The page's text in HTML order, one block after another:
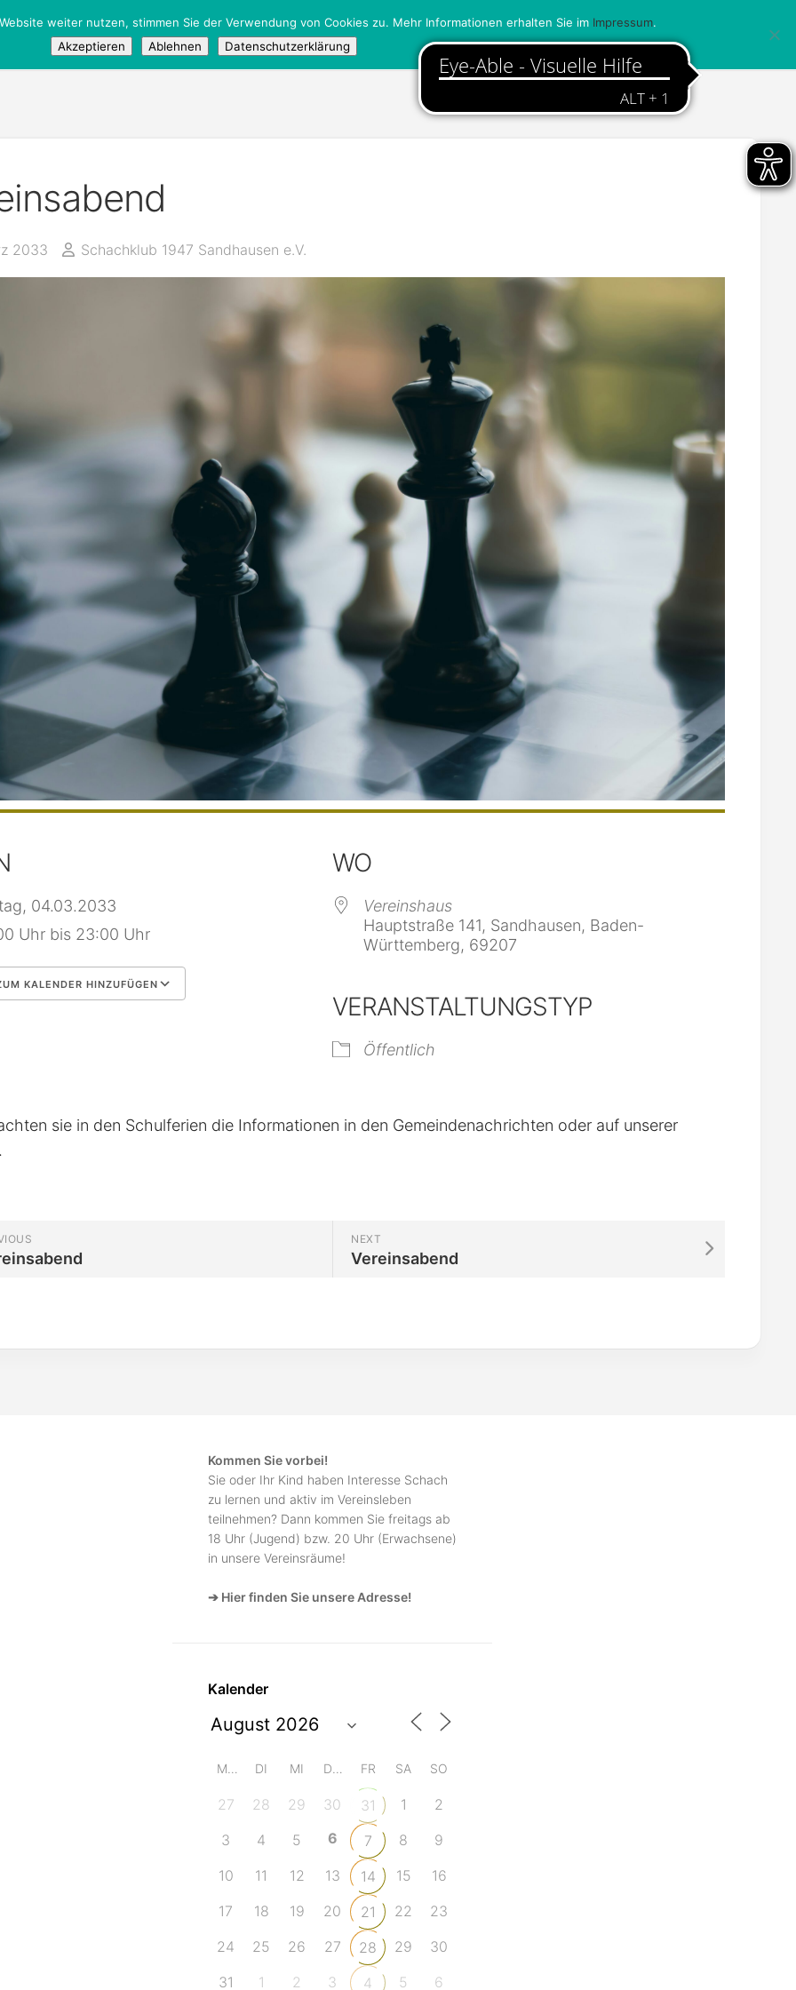
Jugendmeisterschaft
2033 Schachklub 1947 Sandhausen e.V.
04.03.2033
Uhr bis 23:00 Uhr
KALENDER HINZUFÜGEN
iCalendar
WO
Vereinshaus
Hauptstraße 141, Sandhausen, Baden-
Württemberg, 69207
VERANSTALTUNGSTYP
Öffentlich
sie in den Schulferien die Informationen in den Gemeindenachrichten oder auf unserer
NEXT
Vereinsabend
Kommen Sie vorbei!
Sie oder Ihr Kind haben Interesse Schach
zu lernen und aktiv im Vereinsleben
teilnehmen? Dann kommen Sie freitags ab
18 Uhr (Jugend) bzw. 20 Uhr (Erwachsene)
in unsere Vereinsräume!
➔ Hier finden Sie unsere Adresse!
Kalender
MO DI MI DO FR SA SO
27 28 29 30 31 1
2
3
4 5 6 7 8
9
10
11 12 13 14 15
16
17
18 19 20 21 22
23
24
25 26 27 28 29
30
31
1 2 3 4 5 6
weiter nutzen, stimmen Sie der Verwendung von Cookies zu. Mehr Informationen erhalten Sie im Impressum.
Akzeptieren
Ablehnen Datenschutzerklärung